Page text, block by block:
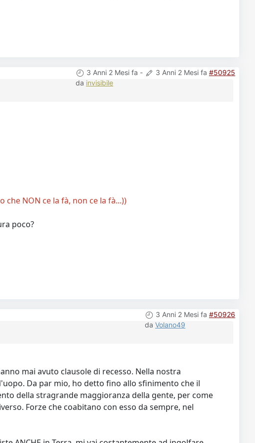
3 Anni 2 Mesi fa - 3 Anni 2 Mesi fa #50925
da invisibile
NON ce la fà, non ce la fà...))
poco?
3 Anni 2 Mesi fa #50926
da Volano49
mai avuto clausole di recesso. Nella nostra
Da par mio, ho detto fino allo sfinimento che il
della stragrande maggioranza della gente, per come
Forze che coabitano con esso da sempre, nel